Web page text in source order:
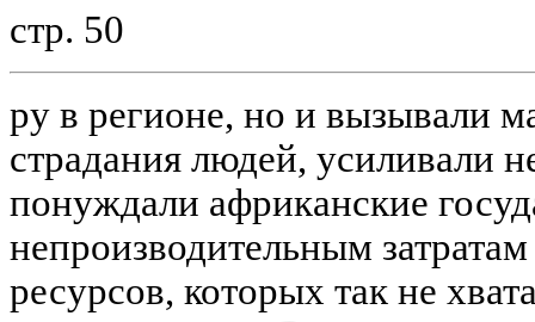
стр. 50
ру в регионе, но и вызывали
страдания людей, усиливали
понуждали африканские
непроизводительным
ресурсов, которых так не